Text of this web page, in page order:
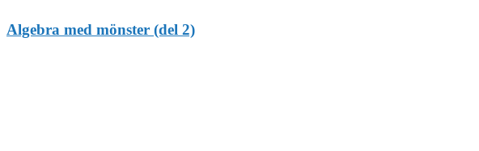
Algebra med mönster (del 2)